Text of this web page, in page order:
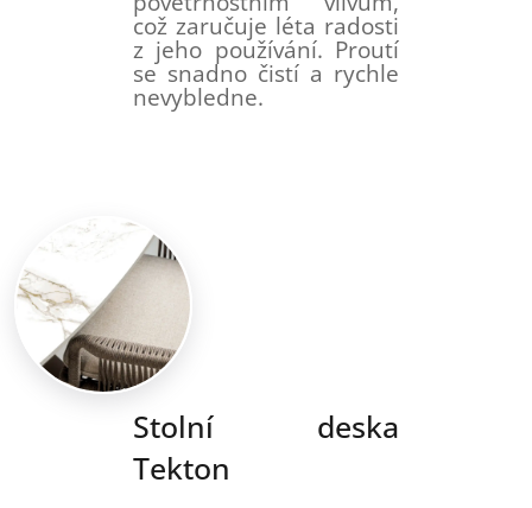
což zaručuje léta radosti
z jeho používání. Proutí
se snadno čistí a rychle
nevybledne.
Stolní deska
Tekton